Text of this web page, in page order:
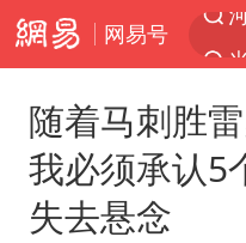
网易号
随着马刺胜
我必须承认5
失去悬念